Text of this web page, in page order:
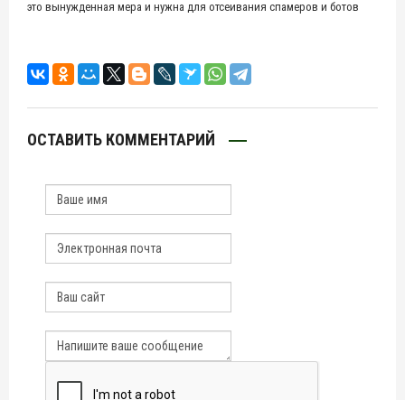
это вынужденная мера и нужна для отсеивания спамеров и ботов
ОСТАВИТЬ КОММЕНТАРИЙ